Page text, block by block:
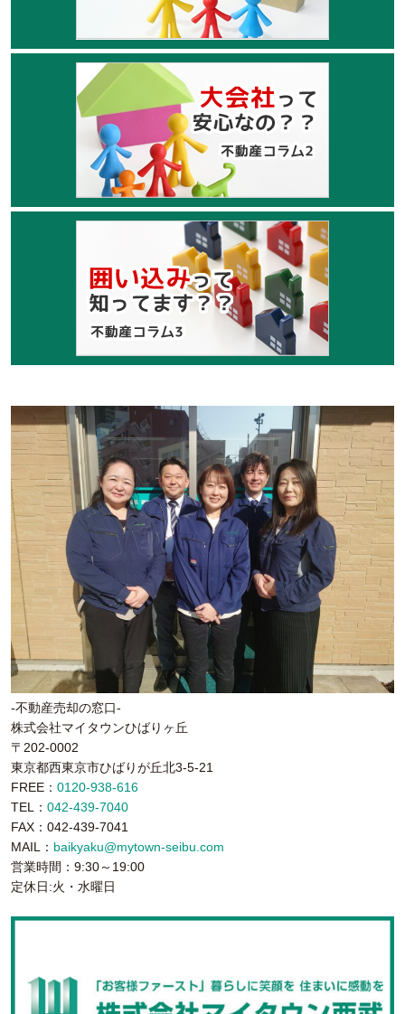
-不動産売却の窓口-
株式会社マイタウンひばりヶ丘
〒202-0002
東京都西東京市ひばりが丘北3-5-21
FREE： 0120-938-616
TEL： 042-439-7040
FAX：042-439-7041
MAIL： baikyaku@mytown-seibu.com
営業時間：9:30～19:00
定休日:火・水曜日